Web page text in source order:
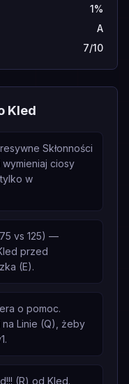
1%
A
7/10
Kled
Skłonności
ciosy
w
vs 125) —
przed
(E).
o pomoc.
Linie (Q), żeby
(R) od Kled.